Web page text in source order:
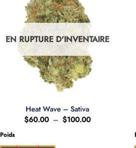
EN RUPTURE D'INVENTAIRE
Heat Wave – Sativa
$60.00 – $100.00Plage
Poids